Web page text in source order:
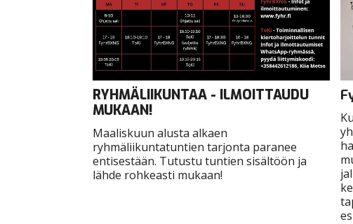
RYHMÄLIIKUNTAA - ILMOITTAUDU
MUKAAN!
Maaliskuun alusta alkaen
ryhmäliikuntatuntien tarjonta paranee
entisestään. Tutustu tuntien sisältöön ja
lähde rohkeasti mukaan!